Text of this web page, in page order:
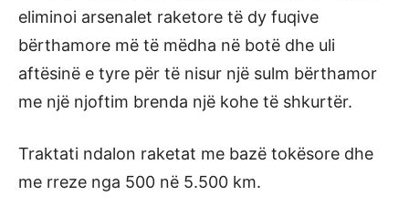
eliminoi arsenalet raketore të dy fuqive
bërthamore më të mëdha në botë dhe uli
aftësinë e tyre për të nisur një sulm bërthamor
me një njoftim brenda një kohe të shkurtër.
Traktati ndalon raketat me bazë tokësore dhe
me rreze nga 500 në 5.500 km.